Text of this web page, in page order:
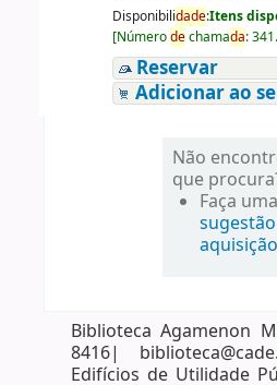
Disponibilidade:Itens
[Númerodechamada:
Reservar
Adicionar ao
Não
que
Faça uma
aquisição
Biblioteca Agamenon
8416|
Edifícios de Utilidade